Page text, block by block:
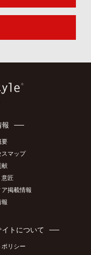
報
要
スマップ
献
意匠
ア掲載情報
イトについて
リシー